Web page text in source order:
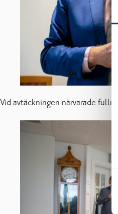
Vid avtäckningen närvarade